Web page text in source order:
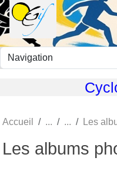
Accueil Les
Les albums
Panneau de gestion des